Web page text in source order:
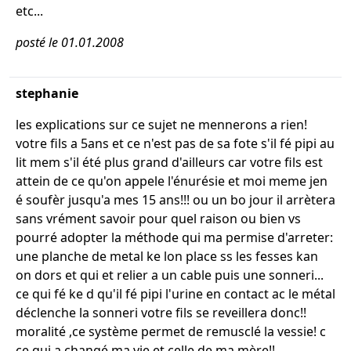
etc...
posté le 01.01.2008
stephanie
les explications sur ce sujet ne mennerons a rien!
votre fils a 5ans et ce n'est pas de sa fote s'il fé pipi au
lit mem s'il été plus grand d'ailleurs car votre fils est
attein de ce qu'on appele l'énurésie et moi meme jen
é soufèr jusqu'a mes 15 ans!!! ou un bo jour il arrètera
sans vrément savoir pour quel raison ou bien vs
pourré adopter la méthode qui ma permise d'arreter:
une planche de metal ke lon place ss les fesses kan
on dors et qui et relier a un cable puis une sonneri...
ce qui fé ke d qu'il fé pipi l'urine en contact ac le métal
déclenche la sonneri votre fils se reveillera donc!!
moralité ,ce système permet de remusclé la vessie! c